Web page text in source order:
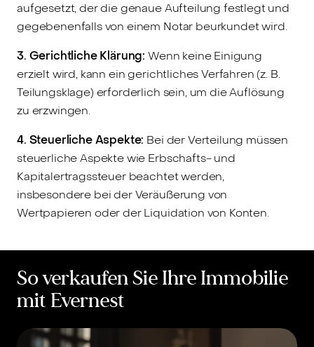
aufgesetzt, der die genaue Aufteilung festlegt und
gegebenenfalls von einem Notar beurkundet wird.
3. Gerichtliche Klärung: Wenn keine Einigung
erzielt wird, kann ein gerichtliches Verfahren (z. B.
Teilungsklage) erforderlich sein, um die Auflösung
zu erzwingen.
4. Steuerliche Aspekte: Bei der Verteilung müssen
steuerliche Aspekte wie Erbschafts- und
Kapitalertragssteuer beachtet werden,
insbesondere bei der Veräußerung von
Wertpapieren oder der Liquidation von Konten.
So verkaufen Sie Ihre Immobilie
mit Evernest